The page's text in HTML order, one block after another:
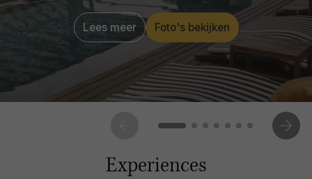
Lees meer Foto's bekijken
Experiences